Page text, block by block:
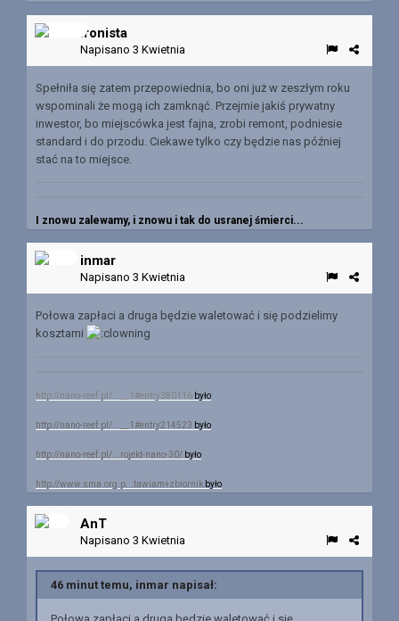
Ironista
Napisano 3 Kwietnia
Spełniła się zatem przepowiednia, bo oni już w zeszłym roku
wspominali że mogą ich zamknąć. Przejmie jakiś prywatny
inwestor, bo miejscówka jest fajna, zrobi remont, podniesie
standard i do przodu. Ciekawe tylko czy będzie nas później
stać na to miejsce.
I znowu zalewamy, i znowu i tak do usranej śmierci...
inmar
Napisano 3 Kwietnia
Połowa zapłaci a druga będzie waletować i się podzielimy
kosztami
http://nano-reef.pl/...__1#entry380116 było
http://nano-reef.pl/...__1#entry214523 było
http://nano-reef.pl/...rojekt-nano-30/ było
http://www.sma.org.p...tawiam+zbiornik było
AnT
Napisano 3 Kwietnia
46 minut temu, inmar napisał: